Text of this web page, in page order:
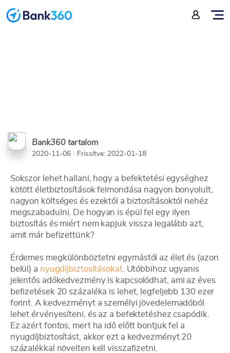
érdemes
Bank360 tartalom
2020-11-06 Frissítve: 2022-01-18
Sokszor lehet hallani, hogy a befektetési egységhez
kötött életbiztosítások felmondása nagyon bonyolult,
nagyon költséges és ezektől a biztosításoktól nehéz
megszabadulni. De hogyan is épül fel egy ilyen
biztosítás és miért nem kapjuk vissza legalább azt,
amit már befizettünk?
Érdemes megkülönböztetni egymástól az élet és (azon
belül) a nyugdíjbiztosításokat. Utóbbihoz ugyanis
jelentős adókedvezmény is kapcsolódhat, ami az éves
befizetések 20 százaléka is lehet, legfeljebb 130 ezer
forint. A kedvezményt a személyi jövedelemadóból
lehet érvényesíteni, és az a befektetéshez csapódik.
Ez azért fontos, mert ha idő előtt bontjuk fel a
nyugdíjbiztosítást, akkor ezt a kedvezményt 20
százalékkal növelten kell visszafizetni.